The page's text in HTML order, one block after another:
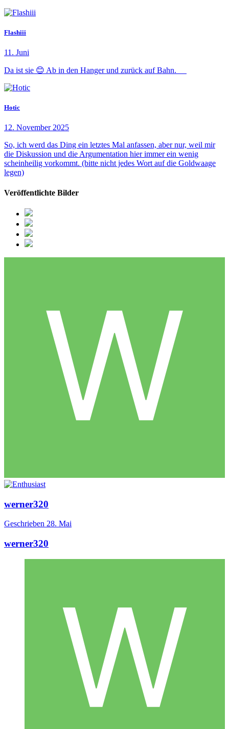
Flashiii
11. Juni
Da ist sie 😊 Ab in den Hanger und zurück auf Bahn.
Hotic
12. November 2025
So, ich werd das Ding ein letztes Mal anfassen, aber nur, weil mir
die Diskussion und die Argumentation hier immer ein wenig
scheinheilig vorkommt. (bitte nicht jedes Wort auf die Goldwaage
legen)
Veröffentlichte Bilder
werner320
Geschrieben 28. Mai
werner320